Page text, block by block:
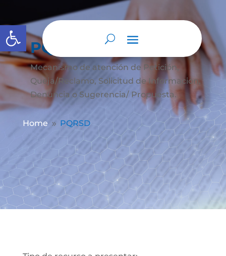
Abrir barra de herramientas
PQRSD
Mecanismo de atención de Petición,
Queja/Reclamo, Solicitud de Información,
Denuncia o Sugerencia/ Propuesta.
Home 9 PQRSD